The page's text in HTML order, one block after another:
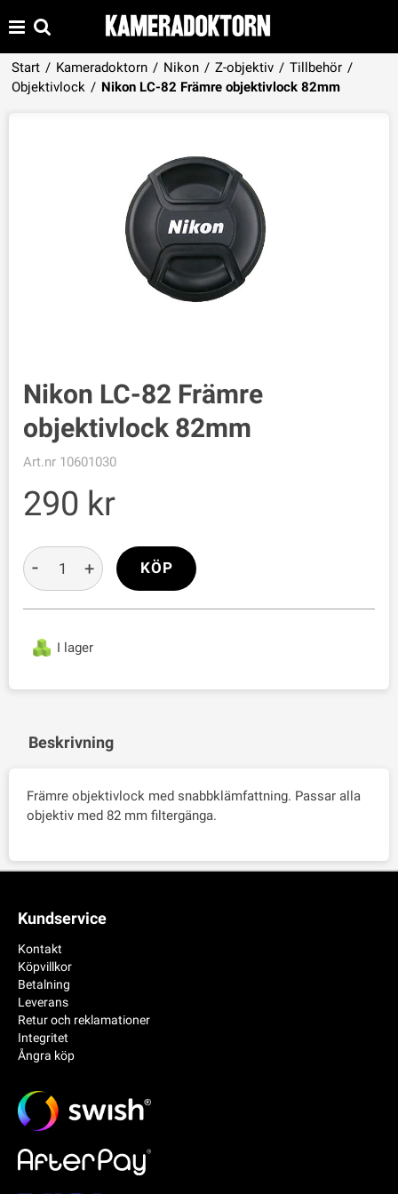
Start / Kameradoktorn / Nikon / Z-objektiv / Tillbehör /
Objektivlock / Nikon LC-82 Främre objektivlock 82mm
Produkten har lagts i din varukorg
Nikon LC-82 Främre
objektivlock 82mm
Art.nr 10601030
290
I lager
- + KÖP
Beskrivning
Främre objektivlock med snabbklämfattning. Passar alla
objektiv med 82 mm filtergänga.
Kundservice
Kontakt
Köpvillkor
Betalning
Leverans
Retur och reklamationer
Integritet
Ångra köp